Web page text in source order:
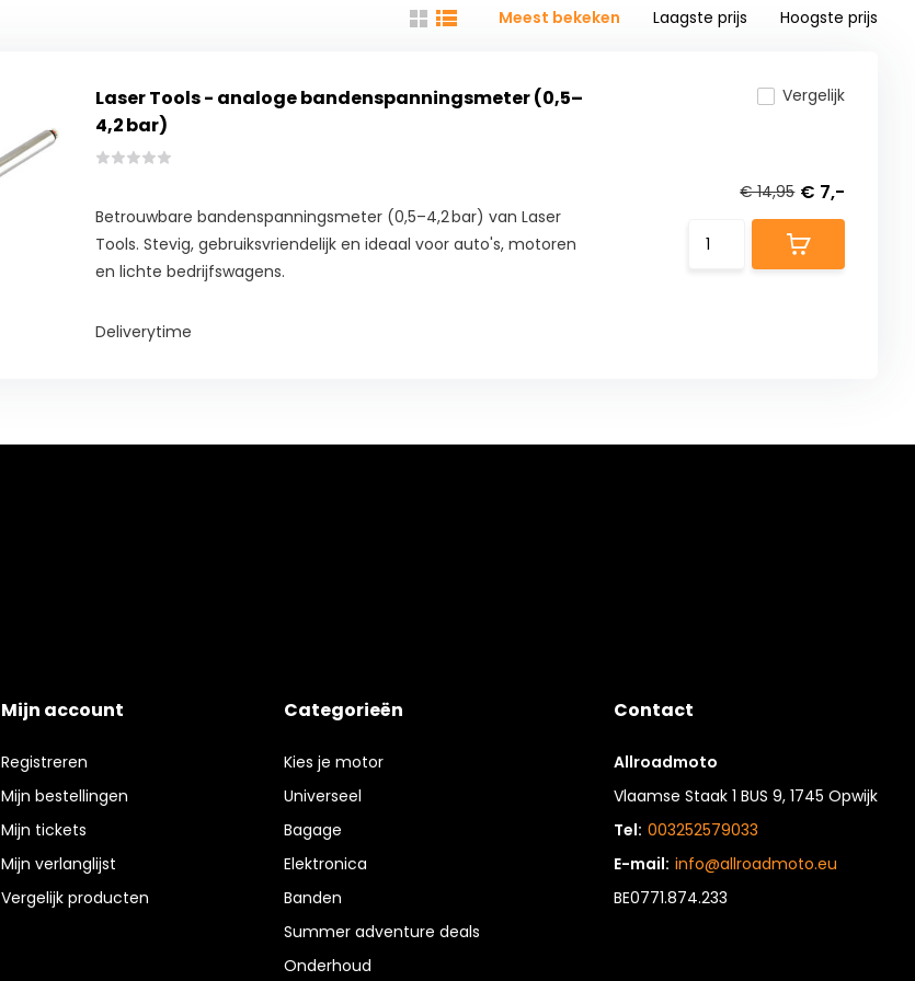
Meest bekeken Laagste prijs Hoogste prijs
Laser Tools - analoge bandenspanningsmeter (0,5–
4,2 bar)
Betrouwbare bandenspanningsmeter (0,5–4,2 bar) van Laser
Tools. Stevig, gebruiksvriendelijk en ideaal voor auto's, motoren
en lichte bedrijfswagens.
Deliverytime
Vergelijk
€ 14,95 € 7,-
Mijn account
Registreren
Mijn bestellingen
Mijn tickets
Mijn verlanglijst
Vergelijk producten
Categorieën
Kies je motor
Universeel
Bagage
Elektronica
Banden
Summer adventure deals
Onderhoud
Contact
Allroadmoto
Vlaamse Staak 1 BUS 9, 1745 Opwijk
Tel: 003252579033
E-mail: info@allroadmoto.eu
BE0771.874.233